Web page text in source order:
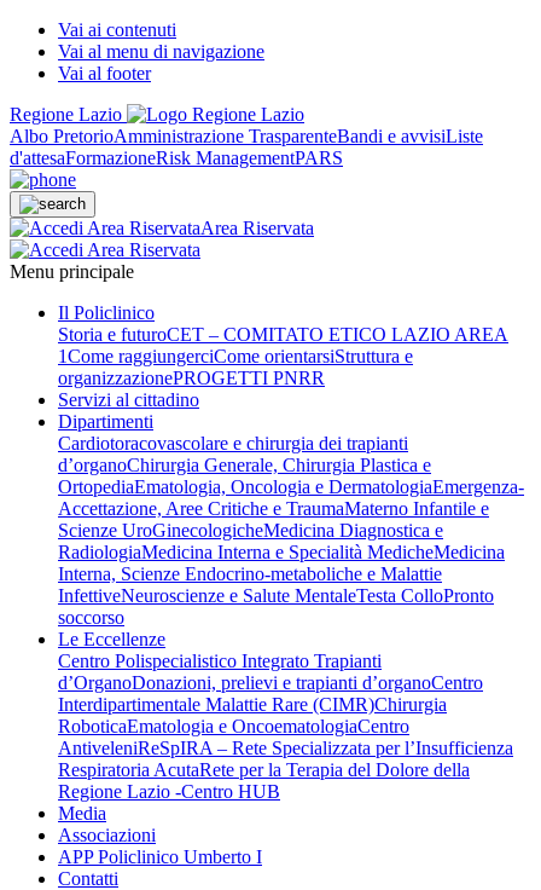
Vai ai contenuti
Vai al menu di navigazione
Vai al footer
Regione Lazio
Albo PretorioAmministrazione TrasparenteBandi e avvisiListe
d'attesaFormazioneRisk ManagementPARS
Area Riservata
Menu principale
Il Policlinico
Storia e futuroCET – COMITATO ETICO LAZIO AREA
1Come raggiungerciCome orientarsiStruttura e
organizzazionePROGETTI PNRR
Servizi al cittadino
Dipartimenti
Cardiotoracovascolare e chirurgia dei trapianti
d’organoChirurgia Generale, Chirurgia Plastica e
OrtopediaEmatologia, Oncologia e DermatologiaEmergenza-
Accettazione, Aree Critiche e TraumaMaterno Infantile e
Scienze UroGinecologicheMedicina Diagnostica e
RadiologiaMedicina Interna e Specialità MedicheMedicina
Interna, Scienze Endocrino-metaboliche e Malattie
InfettiveNeuroscienze e Salute MentaleTesta ColloPronto
soccorso
Le Eccellenze
Centro Polispecialistico Integrato Trapianti
d’OrganoDonazioni, prelievi e trapianti d’organoCentro
Interdipartimentale Malattie Rare (CIMR)Chirurgia
RoboticaEmatologia e OncoematologiaCentro
AntiveleniReSpIRA – Rete Specializzata per l’Insufficienza
Respiratoria AcutaRete per la Terapia del Dolore della
Regione Lazio -Centro HUB
Media
Associazioni
APP Policlinico Umberto I
Contatti